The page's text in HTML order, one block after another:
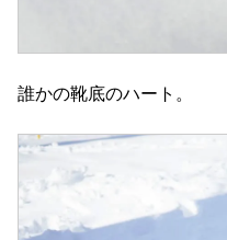
誰かの靴底のハート。